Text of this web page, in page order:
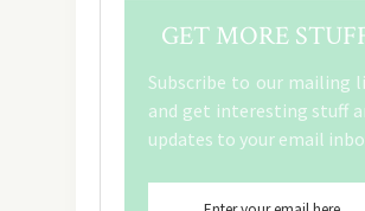
GET MORE
Subscribe to our mailing
and get interesting stuff
updates to your email